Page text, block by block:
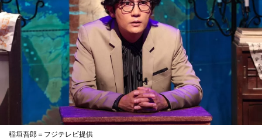
稲垣吾郎＝フジテレビ提供